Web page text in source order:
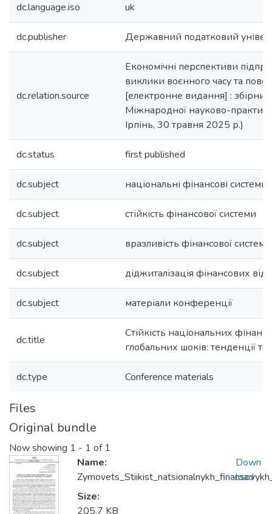
dc.language.iso uk
dc.publisher Державний податковий
dc.relation.source
Економічні перспективи
виклики воєнного часу та
[електронне видання] : збірник
Міжнародної науково-
Ірпінь, 30 травня 2025 р.)
dc.status first published
dc.subject національні фінансові системи
dc.subject стійкість фінансової системи
dc.subject вразливість фінансової системи
dc.subject діджиталізація фінансових
dc.subject матеріали конференції
dc.title
Стійкість національних
глобальних шоків: тенденції
dc.type Conference materials
Files
Original bundle
Now showing 1 - 1 of 1
Name:
Size:
205.7 KB
Down
load